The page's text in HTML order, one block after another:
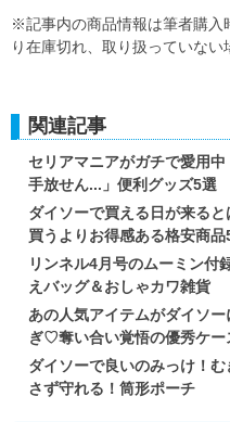
※記事内の商品情報は筆者購入
り在庫切れ、取り扱っていない
関連記事
セリアマニアがガチで愛用
手放せん...」便利グッズ5選
ダイソーで買える日が来る
買うよりお得感ある格安商品
リンネル4月号のムーミン付
えバッグ＆おしゃカワ雑貨
あの人気アイテムがダイソ
ぎ♡奪い合い覚悟の優秀ケー
ダイソーで良いのみっけ！
さず守れる！筒形ポーチ